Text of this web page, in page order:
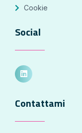
Cookie
Social
Contattami